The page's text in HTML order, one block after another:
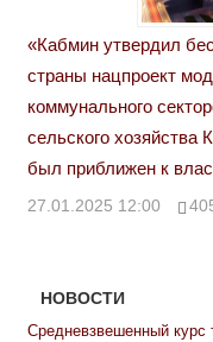
«Кабмин утвердил
страны нацпроект
коммунального
сельского
был приближен к
27.01.2025 12:00
НОВОСТИ
Средневзвешенный курс